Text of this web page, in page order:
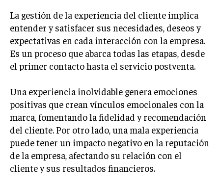
ESTRATEGIAS DE MARKETING
AGENCIAS DE MARKETING
AGENCIAS DE POSICIONAMIENTO WEB SEO
VENTA DE ENLACES
PUBLICIDAD
VENTAS Y PERSUASIÓN
GESTIÓN DE PRODUCTOS
COMUNICACIÓN CORPORATIVA
La gestión de la experiencia del cliente implica
entender y satisfacer sus necesidades, deseos y
expectativas en cada interacción con la empresa.
Es un proceso que abarca todas las etapas, desde
el primer contacto hasta el servicio postventa.
Una experiencia inolvidable genera emociones
positivas que crean vínculos emocionales con la
marca, fomentando la fidelidad y recomendación
del cliente. Por otro lado, una mala experiencia
puede tener un impacto negativo en la reputación
de la empresa, afectando su relación con el
cliente y sus resultados financieros.